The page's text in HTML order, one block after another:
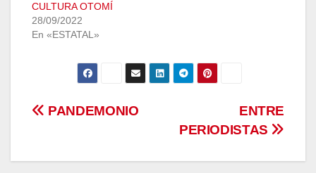
CULTURA OTOMÍ
28/09/2022
En «ESTATAL»
Navegación
ENTRE
PERIODISTAS
PANDEMONIO